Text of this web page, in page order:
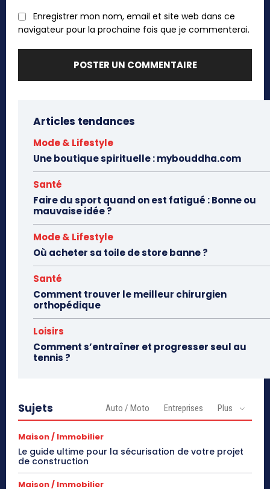
Enregistrer mon nom, email et site web dans ce
navigateur pour la prochaine fois que je commenterai.
Articles tendances
Mode & Lifestyle
Une boutique spirituelle : mybouddha.com
Santé
Faire du sport quand on est fatigué : Bonne ou
mauvaise idée ?
Mode & Lifestyle
Où acheter sa toile de store banne ?
Santé
Comment trouver le meilleur chirurgien
orthopédique
Loisirs
Comment s’entraîner et progresser seul au
tennis ?
Sujets Auto / Moto Entreprises Plus
Maison / Immobilier
Le guide ultime pour la sécurisation de votre projet
de construction
Maison / Immobilier